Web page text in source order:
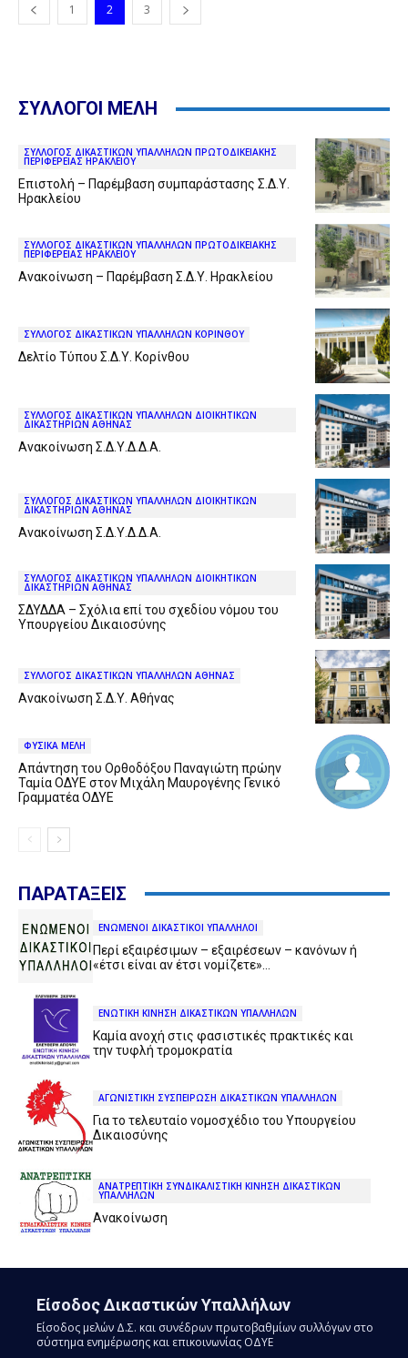
1 2 3
ΣΥΛΛΟΓΟΙ ΜΕΛΗ
ΣΥΛΛΟΓΟΣ ΔΙΚΑΣΤΙΚΩΝ ΥΠΑΛΛΗΛΩΝ ΠΡΩΤΟΔΙΚΕΙΑΚΗΣ
ΠΕΡΙΦΕΡΕΙΑΣ ΗΡΑΚΛΕΙΟΥ
Επιστολή – Παρέμβαση συμπαράστασης Σ.Δ.Υ.
Ηρακλείου
ΣΥΛΛΟΓΟΣ ΔΙΚΑΣΤΙΚΩΝ ΥΠΑΛΛΗΛΩΝ ΠΡΩΤΟΔΙΚΕΙΑΚΗΣ
ΠΕΡΙΦΕΡΕΙΑΣ ΗΡΑΚΛΕΙΟΥ
Ανακοίνωση – Παρέμβαση Σ.Δ.Υ. Ηρακλείου
ΣΥΛΛΟΓΟΣ ΔΙΚΑΣΤΙΚΩΝ ΥΠΑΛΛΗΛΩΝ ΚΟΡΙΝΘΟΥ
Δελτίο Τύπου Σ.Δ.Υ. Κορίνθου
ΣΥΛΛΟΓΟΣ ΔΙΚΑΣΤΙΚΩΝ ΥΠΑΛΛΗΛΩΝ ΔΙΟΙΚΗΤΙΚΩΝ
ΔΙΚΑΣΤΗΡΙΩΝ ΑΘΗΝΑΣ
Ανακοίνωση Σ.Δ.Υ.Δ.Δ.Α.
ΣΥΛΛΟΓΟΣ ΔΙΚΑΣΤΙΚΩΝ ΥΠΑΛΛΗΛΩΝ ΔΙΟΙΚΗΤΙΚΩΝ
ΔΙΚΑΣΤΗΡΙΩΝ ΑΘΗΝΑΣ
Ανακοίνωση Σ.Δ.Υ.Δ.Δ.Α.
ΣΥΛΛΟΓΟΣ ΔΙΚΑΣΤΙΚΩΝ ΥΠΑΛΛΗΛΩΝ ΔΙΟΙΚΗΤΙΚΩΝ
ΔΙΚΑΣΤΗΡΙΩΝ ΑΘΗΝΑΣ
ΣΔΥΔΔΑ – Σχόλια επί του σχεδίου νόμου του
Υπουργείου Δικαιοσύνης
ΣΥΛΛΟΓΟΣ ΔΙΚΑΣΤΙΚΩΝ ΥΠΑΛΛΗΛΩΝ ΑΘΗΝΑΣ
Ανακοίνωση Σ.Δ.Υ. Αθήνας
ΦΥΣΙΚΑ ΜΕΛΗ
Απάντηση του Ορθοδόξου Παναγιώτη πρώην
Ταμία ΟΔΥΕ στον Μιχάλη Μαυρογένης Γενικό
Γραμματέα ΟΔΥΕ
ΠΑΡΑΤΑΞΕΙΣ
ΕΝΩΜΕΝΟΙ ΔΙΚΑΣΤΙΚΟΙ ΥΠΑΛΛΗΛΟΙ
Περί εξαιρέσιμων – εξαιρέσεων – κανόνων ή
«έτσι είναι αν έτσι νομίζετε»…
ΕΝΩΤΙΚΗ ΚΙΝΗΣΗ ΔΙΚΑΣΤΙΚΩΝ ΥΠΑΛΛΗΛΩΝ
Καμία ανοχή στις φασιστικές πρακτικές και
την τυφλή τρομοκρατία
ΑΓΩΝΙΣΤΙΚΗ ΣΥΣΠΕΙΡΩΣΗ ΔΙΚΑΣΤΙΚΩΝ ΥΠΑΛΛΗΛΩΝ
Για το τελευταίο νομοσχέδιο του Υπουργείου
Δικαιοσύνης
ΑΝΑΤΡΕΠΤΙΚΗ ΣΥΝΔΙΚΑΛΙΣΤΙΚΗ ΚΙΝΗΣΗ ΔΙΚΑΣΤΙΚΩΝ
ΥΠΑΛΛΗΛΩΝ
Ανακοίνωση
Είσοδος Δικαστικών Υπαλλήλων
Είσοδος μελών Δ.Σ. και συνέδρων πρωτοβαθμίων συλλόγων στο
σύστημα ενημέρωσης και επικοινωνίας ΟΔΥΕ